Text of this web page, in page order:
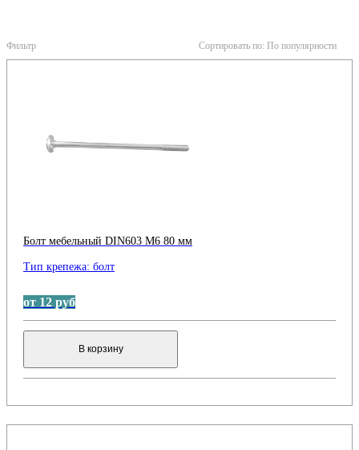
Фильтр Сортировать по: По популярности
Болт мебельный DIN603 М6 80 мм
Тип крепежа: болт
от 12 руб
В корзину